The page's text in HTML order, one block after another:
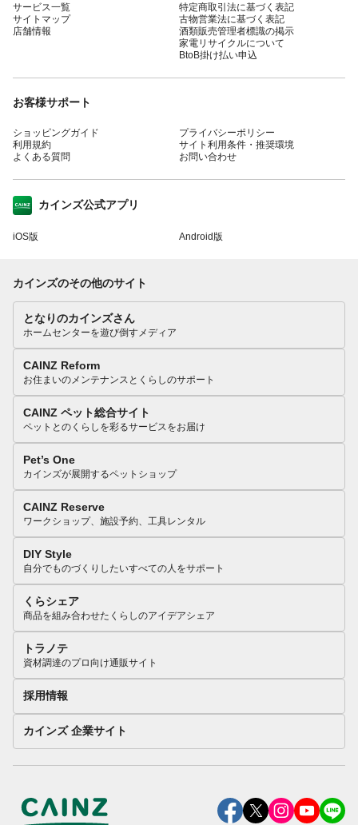
サービス一覧
サイトマップ
店舗情報
特定商取引法に基づく表記
古物営業法に基づく表記
酒類販売管理者標識の掲示
家電リサイクルについて
BtoB掛け払い申込
お客様サポート
ショッピングガイド
利用規約
よくある質問
プライバシーポリシー
サイト利用条件・推奨環境
お問い合わせ
カインズ公式アプリ
iOS版 Android版
カインズのその他のサイト
となりのカインズさん
ホームセンターを遊び倒すメディア
CAINZ Reform
お住まいのメンテナンスとくらしのサポート
CAINZ ペット総合サイト
ペットとのくらしを彩るサービスをお届け
Pet’s One
カインズが展開するペットショップ
CAINZ Reserve
ワークショップ、施設予約、工具レンタル
DIY Style
自分でものづくりしたいすべての人をサポート
くらシェア
商品を組み合わせたくらしのアイデアシェア
トラノテ
資材調達のプロ向け通販サイト
採用情報
カインズ 企業サイト